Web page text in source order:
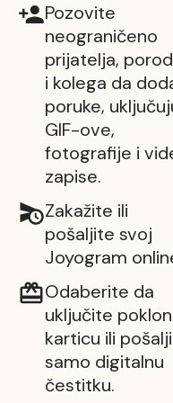
Pozovite
neograničeno
prijatelja,
i kolega da
poruke,
GIF-ove,
fotografije i
zapise.
Zakažite ili
pošaljite svoj
Joyogram
Odaberite da
uključite poklon
karticu ili
samo digitalnu
čestitku.